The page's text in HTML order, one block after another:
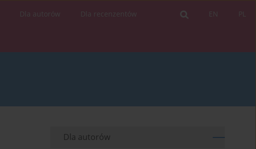
PL
EN
Dla autorów Dla recenzentów
Dla autorów